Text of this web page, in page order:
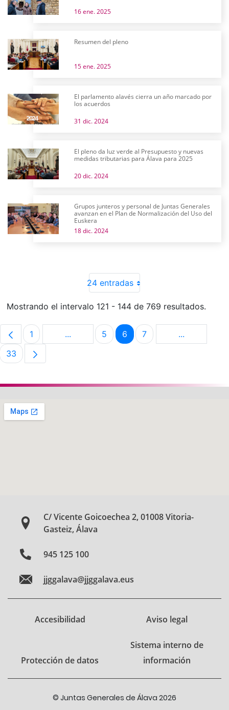
16 ene. 2025
Resumen del pleno
15 ene. 2025
El parlamento alavés cierra un año marcado por
los acuerdos
31 dic. 2024
El pleno da luz verde al Presupuesto y nuevas
medidas tributarias para Álava para 2025
20 dic. 2024
Grupos junteros y personal de Juntas Generales
avanzan en el Plan de Normalización del Uso del
Euskera
18 dic. 2024
24 entradas
Mostrando el intervalo 121 - 144 de 769 resultados.
Página
1 ...Páginas intermedias Use TAB para
Página
5 Página
6 Página
7 ...Páginas
Página
33
C/ Vicente Goicoechea 2, 01008 Vitoria-
Gasteiz, Álava
945 125 100
jjggalava@jjggalava.eus
Accesibilidad Aviso legal
Protección de datos
Sistema interno de
información
© Juntas Generales de Álava 2026